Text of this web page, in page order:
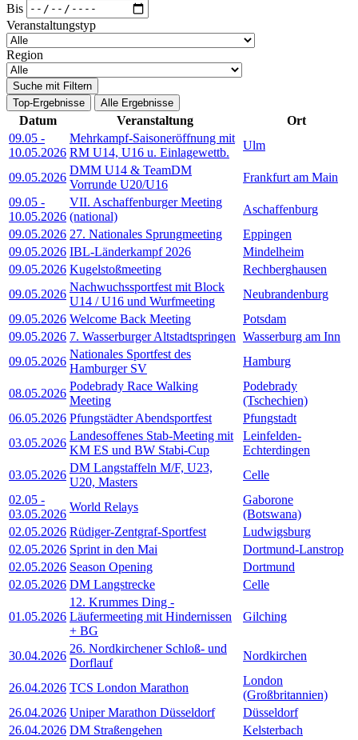
Bis
Veranstaltungstyp
Region
Suche mit Filtern
Top-Ergebnisse
Alle Ergebnisse
Datum Veranstaltung
Ort
09.05 -
10.05.2026
Mehrkampf-Saisoneröffnung mit
RM U14, U16 u. Einlagewettb.
Ulm
09.05.2026
DMM U14 & TeamDM
Vorrunde U20/U16
Frankfurt am Main
09.05 -
10.05.2026
VII. Aschaffenburger Meeting
(national)
Aschaffenburg
09.05.2026 27. Nationales Sprungmeeting
Eppingen
09.05.2026 IBL-Länderkampf 2026
Mindelheim
09.05.2026 Kugelstoßmeeting
Rechberghausen
09.05.2026
Nachwuchssportfest mit Block
U14 / U16 und Wurfmeeting
Neubrandenburg
09.05.2026 Welcome Back Meeting
Potsdam
09.05.2026 7. Wasserburger Altstadtspringen Wasserburg am Inn
09.05.2026
Nationales Sportfest des
Hamburger SV
Hamburg
08.05.2026
Podebrady Race Walking
Meeting
Podebrady
(Tschechien)
06.05.2026 Pfungstädter Abendsportfest
Pfungstadt
03.05.2026
Landesoffenes Stab-Meeting mit
KM ES und BW Stabi-Cup
Leinfelden-
Echterdingen
03.05.2026
DM Langstaffeln M/F, U23,
U20, Masters
Celle
02.05 -
03.05.2026
World Relays
Gaborone
(Botswana)
02.05.2026 Rüdiger-Zentgraf-Sportfest
Ludwigsburg
02.05.2026 Sprint in den Mai
Dortmund-Lanstrop
02.05.2026 Season Opening
Dortmund
02.05.2026 DM Langstrecke Celle
01.05.2026
12. Krummes Ding -
Läufermeeting mit Hindernissen
+ BG
Gilching
30.04.2026
26. Nordkirchener Schloß- und
Dorflauf
Nordkirchen
26.04.2026 TCS London Marathon
London
(Großbritannien)
26.04.2026 Uniper Marathon Düsseldorf
Düsseldorf
26.04.2026 DM Straßengehen Kelsterbach